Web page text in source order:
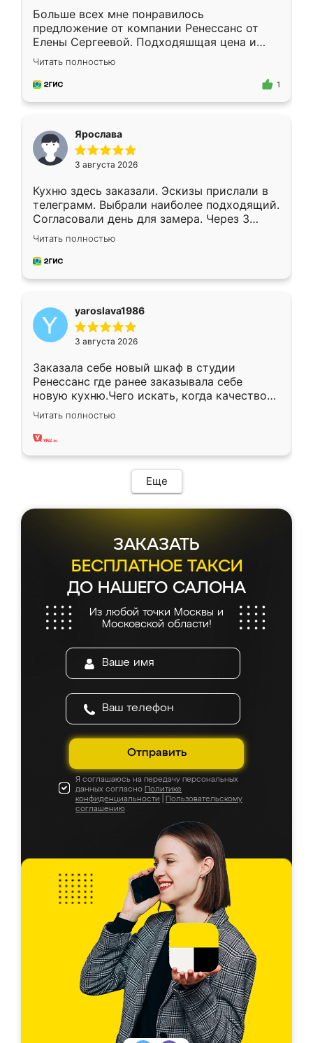
Больше всех мне понравилось
предложение от компании Ренессанс от
Елены Сергеевой. Подходяшщая цена и
короткие сроки изготовления. Приехавший
для замера сотрудник Владислав
предложил по моему эскизу самый
Читать полностью
1
Ярослава
3 августа 2026
Кухню здесь заказали. Эскизы прислали в
телеграмм. Выбрали наиболее подходящий.
Согласовали день для замера. Через 3
недели кухня была уже готова. Остались
довольны работой. Спасибо Ренессанс
мебель за качественную работу!
Читать полностью
yaroslava1986
3 августа 2026
Заказала себе новый шкаф в студии
Ренессанс где ранее заказывала себе
новую кухню.Чего искать, когда качеством
вполне довольна. Служит кухня уже почти
два года, нареканий нет.
Читать полностью
Еще
ЗАКАЗАТЬ
БЕСПЛАТНОЕ ТАКСИ
ДО НАШЕГО САЛОНА
Из любой точки Москвы и
Московской области!
Отправить
Я соглашаюсь на передачу персональных
данных согласно Политике
конфиденциальности
Пользовательскому
соглашению